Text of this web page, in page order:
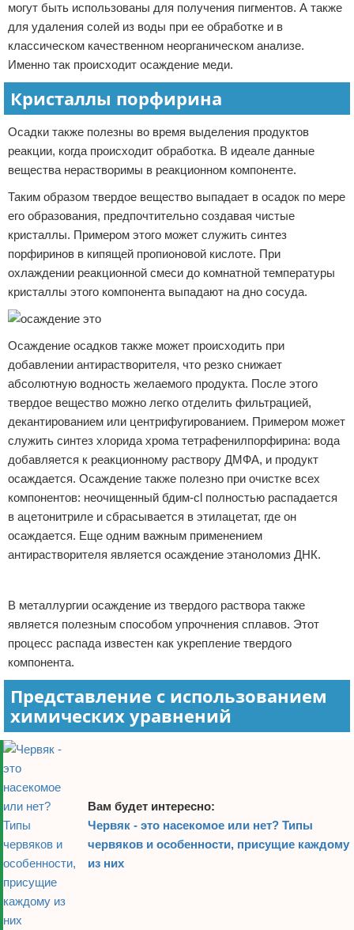
могут быть использованы для получения пигментов. А также
для удаления солей из воды при ее обработке и в
классическом качественном неорганическом анализе.
Именно так происходит осаждение меди.
Кристаллы порфирина
Осадки также полезны во время выделения продуктов
реакции, когда происходит обработка. В идеале данные
вещества нерастворимы в реакционном компоненте.
Таким образом твердое вещество выпадает в осадок по мере
его образования, предпочтительно создавая чистые
кристаллы. Примером этого может служить синтез
порфиринов в кипящей пропионовой кислоте. При
охлаждении реакционной смеси до комнатной температуры
кристаллы этого компонента выпадают на дно сосуда.
Осаждение осадков также может происходить при
добавлении антирастворителя, что резко снижает
абсолютную водность желаемого продукта. После этого
твердое вещество можно легко отделить фильтрацией,
декантированием или центрифугированием. Примером может
служить синтез хлорида хрома тетрафенилпорфирина: вода
добавляется к реакционному раствору ДМФА, и продукт
осаждается. Осаждение также полезно при очистке всех
компонентов: неочищенный бдим-cl полностью распадается
в ацетонитриле и сбрасывается в этилацетат, где он
осаждается. Еще одним важным применением
антирастворителя является осаждение этаноломиз ДНК.
В металлургии осаждение из твердого раствора также
является полезным способом упрочнения сплавов. Этот
процесс распада известен как укрепление твердого
компонента.
Представление с использованием
химических уравнений
Вам будет интересно:
Червяк - это насекомое или нет? Типы
червяков и особенности, присущие каждому
из них